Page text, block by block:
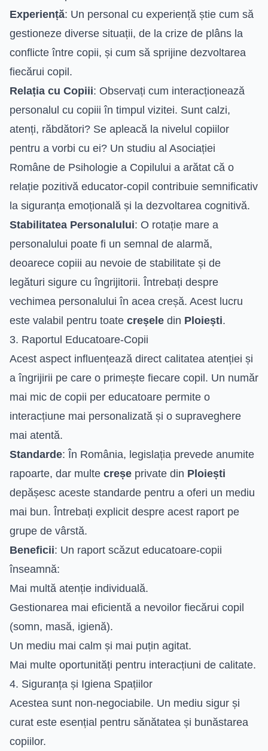
Experiență: Un personal cu experiență știe cum să
gestioneze diverse situații, de la crize de plâns la
conflicte între copii, și cum să sprijine dezvoltarea
fiecărui copil.
Relația cu Copiii: Observați cum interacționează
personalul cu copiii în timpul vizitei. Sunt calzi,
atenți, răbdători? Se apleacă la nivelul copiilor
pentru a vorbi cu ei? Un studiu al Asociației
Române de Psihologie a Copilului a arătat că o
relație pozitivă educator-copil contribuie semnificativ
la siguranța emoțională și la dezvoltarea cognitivă.
Stabilitatea Personalului: O rotație mare a
personalului poate fi un semnal de alarmă,
deoarece copiii au nevoie de stabilitate și de
legături sigure cu îngrijitorii. Întrebați despre
vechimea personalului în acea creșă. Acest lucru
este valabil pentru toate creșele din Ploiești.
3. Raportul Educatoare-Copii
Acest aspect influențează direct calitatea atenției și
a îngrijirii pe care o primește fiecare copil. Un număr
mai mic de copii per educatoare permite o
interacțiune mai personalizată și o supraveghere
mai atentă.
Standarde: În România, legislația prevede anumite
rapoarte, dar multe creșe private din Ploiești
depășesc aceste standarde pentru a oferi un mediu
mai bun. Întrebați explicit despre acest raport pe
grupe de vârstă.
Beneficii: Un raport scăzut educatoare-copii
înseamnă:
Mai multă atenție individuală.
Gestionarea mai eficientă a nevoilor fiecărui copil
(somn, masă, igienă).
Un mediu mai calm și mai puțin agitat.
Mai multe oportunități pentru interacțiuni de calitate.
4. Siguranța și Igiena Spațiilor
Acestea sunt non-negociabile. Un mediu sigur și
curat este esențial pentru sănătatea și bunăstarea
copiilor.